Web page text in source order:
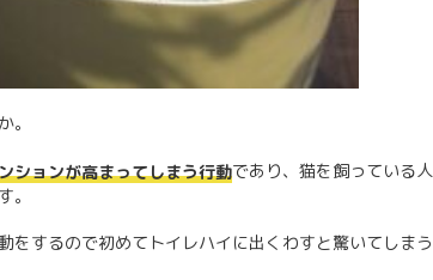
。
ションが高まってしまう行動であり、猫を飼っている人
。
をするので初めてトイレハイに出くわすと驚いてしまう